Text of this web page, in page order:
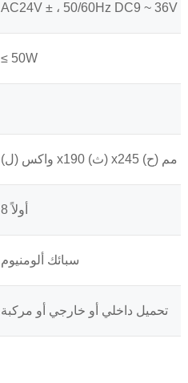
≤ 50W
واكس (ل) x190 (ث) x245 (ح) مم
8 أولاً
سبائك ألومنيوم
تحميل داخلي أو خارجي أو مركبة